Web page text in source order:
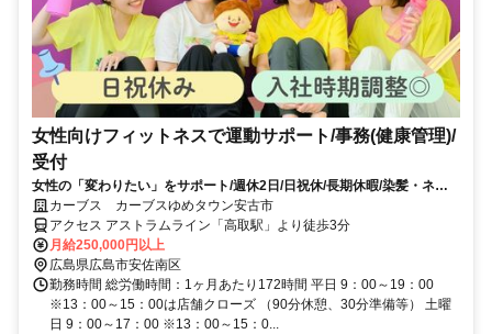
女性向けフィットネスで運動サポート/事務(健康管理)/
受付
女性の「変わりたい」をサポート/週休2日/日祝休/長期休暇/染髪・ネイ
ルOK※規定内
カーブス カーブスゆめタウン安古市
アクセス アストラムライン「高取駅」より徒歩3分
月給250,000円以上
広島県広島市安佐南区
勤務時間 総労働時間：1ヶ月あたり172時間 平日 9：00～19：00
※13：00～15：00は店舗クローズ （90分休憩、30分準備等） 土曜
日 9：00～17：00 ※13：00～15：0...